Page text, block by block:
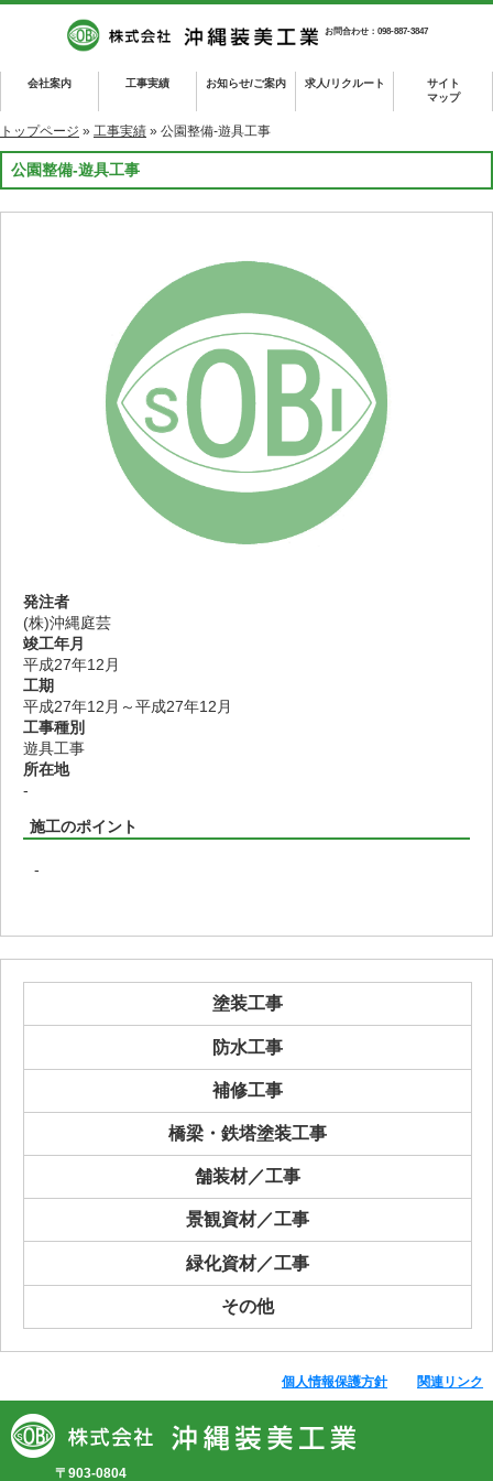
お問合わせ：098-887-3847
会社案内 工事実績 お知らせ/ご案内 求人/リクルート
サイト
マップ
トップページ » 工事実績 » 公園整備-遊具工事
公園整備-遊具工事
発注者
(株)沖縄庭芸
竣工年月
平成27年12月
工期
平成27年12月～平成27年12月
工事種別
遊具工事
所在地
-
施工のポイント
-
塗装工事
防水工事
補修工事
橋梁・鉄塔塗装工事
舗装材／工事
景観資材／工事
緑化資材／工事
その他
個人情報保護方針 関連リンク
〒903-0804